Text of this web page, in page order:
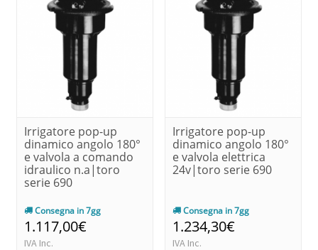
Irrigatore pop-up
dinamico angolo 180°
e valvola a comando
idraulico n.a|toro
serie 690
Consegna in 7gg
1.117,00€
IVA Inc.
Irrigatore pop-up
dinamico angolo 180°
e valvola elettrica
24v|toro serie 690
Consegna in 7gg
1.234,30€
IVA Inc.